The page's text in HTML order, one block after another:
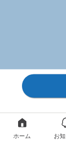
ホーム お